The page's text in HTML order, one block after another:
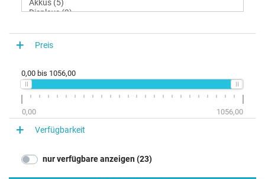
Preis
0,00 bis 1056,00
0,00 1056,00
Verfügbarkeit
nur verfügbare anzeigen (23)